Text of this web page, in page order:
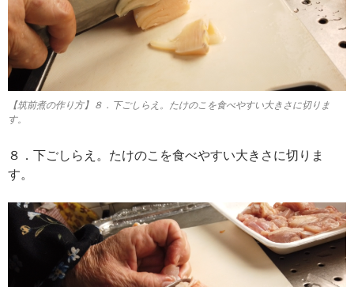
【筑前煮の作り方】８．下ごしらえ。たけのこを食べやすい大きさに切りま
す。
８．下ごしらえ。たけのこを食べやすい大きさに切りま
す。